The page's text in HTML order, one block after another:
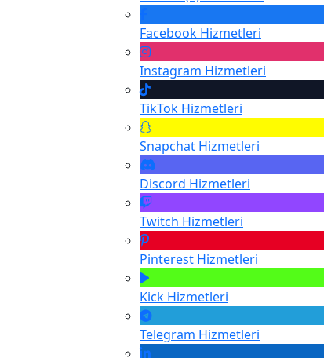
Facebook Hizmetleri
Instagram Hizmetleri
TikTok Hizmetleri
Snapchat Hizmetleri
Discord Hizmetleri
Twitch Hizmetleri
Pinterest Hizmetleri
Kick Hizmetleri
Telegram Hizmetleri